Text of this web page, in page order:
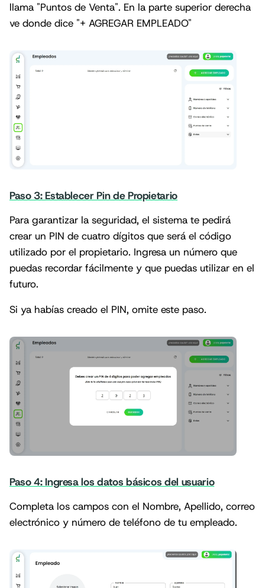
llama "Puntos de Venta". En la parte superior derecha
ve donde dice "+ AGREGAR EMPLEADO"
Paso 3: Establecer Pin de Propietario
Para garantizar la seguridad, el sistema te pedirá
crear un PIN de cuatro dígitos que será el código
utilizado por el propietario. Ingresa un número que
puedas recordar fácilmente y que puedas utilizar en el
futuro.
Si ya habías creado el PIN, omite este paso.
Paso 4: Ingresa los datos básicos del usuario
Completa los campos con el Nombre, Apellido, correo
electrónico y número de teléfono de tu empleado.